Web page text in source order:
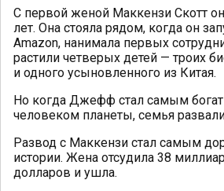
С первой женой Маккензи Скотт
лет. Она стояла рядом, когда он
Amazon, нанимала первых
растили четверых детей — троих
и одного усыновленного из Китая.
Но когда Джефф стал самым
человеком планеты, семья
Развод с Маккензи стал самым
истории. Жена отсудила 38
долларов и ушла.